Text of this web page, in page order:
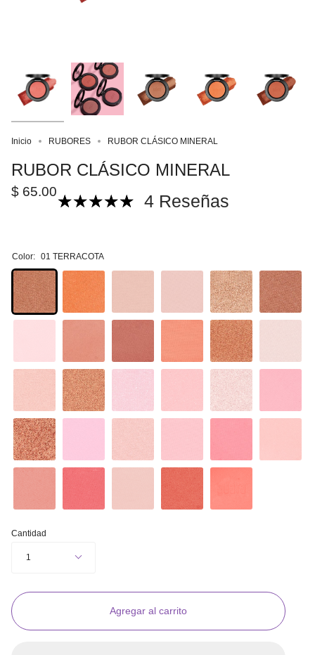
Inicio RUBORES RUBOR CLÁSICO MINERAL
RUBOR CLÁSICO MINERAL
$ 65.00 4 Reseñas
Color: 01 TERRACOTA
Cantidad
1
Agregar al carrito